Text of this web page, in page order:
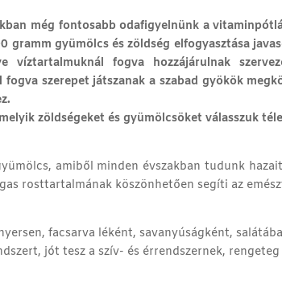
még fontosabb odafigyelnünk a
gramm gyümölcs és zöldség elfogyasztása
víztartalmuknál fogva hozzájárulnak
szerepet játszanak a szabad gyökök
zöldségeket és gyümölcsöket válasszuk
amiből minden évszakban tudunk
rosttartalmának köszönhetően segíti az
facsarva léként, savanyúságként,
jót tesz a szív- és érrendszernek,